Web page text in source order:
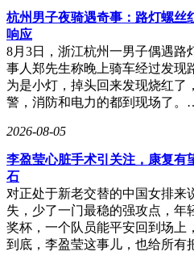
杭州男子夜骑遇奇事：路灯螺丝
响应
8月3日，浙江杭州一男子偶遇路
事人郑先生称晚上骑车经过发现
为是小灯，掉头回来发现烧红了
警，消防和电力的都到现场了。
2026-08-05
李盈莹心脏手术引关注，康复有
石
对正处于新老交替的中国女排来
失，少了一门最稳的强攻点，年
奖杯，一个队员能平安回到场上
到底，李盈莹这事儿，也给所